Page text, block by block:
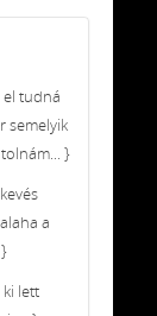
el tudná
semelyik
}
a
lett